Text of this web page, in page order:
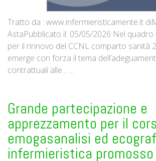
Tratto da : www.infermieristicamente.it
AstaPubblicato il: 05/05/2026 Nel quadro
per il rinnovo del CCNL comparto sanità
emerge con forza il tema
contrattuali alle... ...
Grande partecipazione e
apprezzamento per il
emogasanalisi ed
infermieristica promosso